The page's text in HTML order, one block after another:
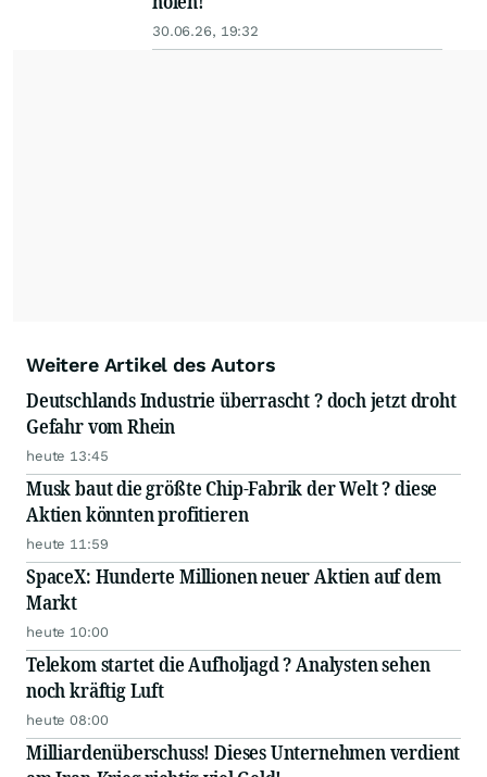
30.06.26, 19:32
Weitere Artikel des Autors
Deutschlands Industrie überrascht ? doch jetzt droht
Gefahr vom Rhein
heute 13:45
Musk baut die größte Chip-Fabrik der Welt ? diese
Aktien könnten profitieren
heute 11:59
SpaceX: Hunderte Millionen neuer Aktien auf dem
Markt
heute 10:00
Telekom startet die Aufholjagd ? Analysten sehen
noch kräftig Luft
heute 08:00
Milliardenüberschuss! Dieses Unternehmen verdient